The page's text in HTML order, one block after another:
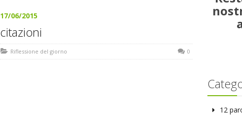
17/06/2015
citazioni
Riflessione del giorno 0
12